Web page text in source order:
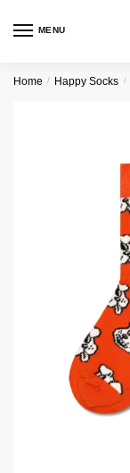
MENU
Home / Happy Socks /